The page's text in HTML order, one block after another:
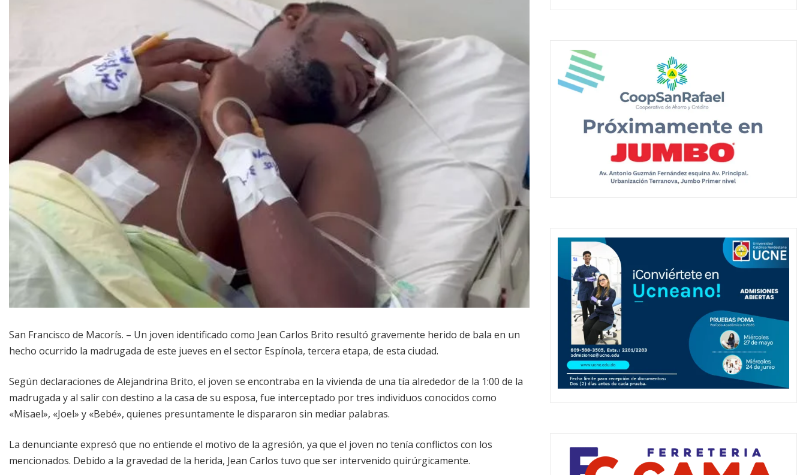
San Francisco de Macorís. – Un joven identificado como Jean Carlos Brito resultó gravemente herido de bala en un
hecho ocurrido la madrugada de este jueves en el sector Espínola, tercera etapa, de esta ciudad.
Según declaraciones de Alejandrina Brito, el joven se encontraba en la vivienda de una tía alrededor de la 1:00 de la
madrugada y al salir con destino a la casa de su esposa, fue interceptado por tres individuos conocidos como
«Misael», «Joel» y «Bebé», quienes presuntamente le dispararon sin mediar palabras.
La denunciante expresó que no entiende el motivo de la agresión, ya que el joven no tenía conflictos con los
mencionados. Debido a la gravedad de la herida, Jean Carlos tuvo que ser intervenido quirúrgicamente.